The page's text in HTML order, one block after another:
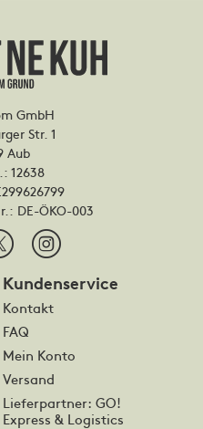
GmbH
Str. 1
Aub
12638
DE-ÖKO-003
Kundenservice
Kontakt
FAQ
Mein Konto
Versand
Lieferpartner: GO!
Express & Logistics